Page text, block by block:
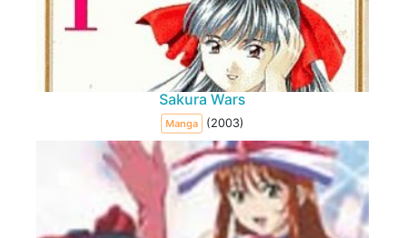
Sakura Wars
Manga (2003)